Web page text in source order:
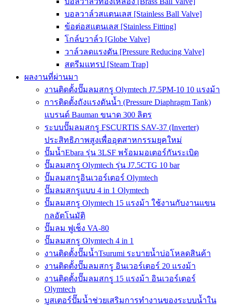
บอลวาล์วสแตนเลส [Stainless Ball Valve]
ข้อต่อสแตนเลส [Stainless Fitting]
โกล์บวาล์ว [Globe Valve]
วาล์วลดแรงดัน [Pressure Reducing Valve]
สตรีมแทรป [Steam Trap]
ผลงานที่ผ่านมา
งานติดตั้งปั๊มลมสกรู Olymtech J7.5PM-10 10 แรงม้า
การติดตั้งถังแรงดันน้ำ (Pressure Diaphragm Tank)
แบรนด์ Bauman ขนาด 300 ลิตร
ระบบปั๊มลมสกรู FSCURTIS SAV-37 (Inverter)
ประสิทธิภาพสูงเพื่ออุตสาหกรรมยุคใหม่
ปั๊มน้ำEbara รุ่น 3LSF พร้อมมอเตอร์กันระเบิด
ปั๊มลมสกรู Olymtech รุ่น J7.5CTG 10 bar
ปั๊มลมสกรูอินเวอร์เตอร์ Olymtech
ปั๊มลมสกรูแบบ 4 in 1 Olymtech
ปั๊มลมสกรู Olymtech 15 แรงม้า ใช้งานกับงานแขน
กลอัตโนมัติ
ปั๊มลม ฟูเช็ง VA-80
ปั๊มลมสกรู Olymtech 4 in 1
งานติดตั้งปั๊มน้ำTsurumi ระบายน้ำบ่อโหลดสินค้า
งานติดตั้งปั๊มลมสกรู อินเวอร์เตอร์ 20 แรงม้า
งานติดตั้งปั๊มลมสกรู 15 แรงม้า อินเวอร์เตอร์
Olymtech
บูสเตอร์ปั๊มน้ำช่วยเสริมการทำงานของระบบน้ำใน